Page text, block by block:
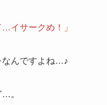
…イサークめ！」
なんですよね…♪
。